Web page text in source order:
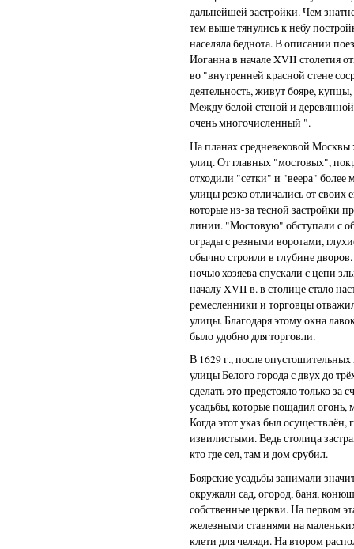
дальнейшей застройки. Чем
тем выше тянулись к небу
населяла беднота. В описании
Иоганна в начале XVII столетия
во "внутренней красной стене
деятельность, живут бояре,
Между белой стеной и
очень многочисленный ".
На планах средневековой Москвы
улиц. От главных "мостовых",
отходили "сетки" и "веера" более
улицы резко отличались от
которые из-за тесной застройки
линии. "Мостовую" обступали с
ограды с резными воротами,
обычно строили в глубине
ночью хозяева спускали с цепи
началу XVII в. в столице стало
ремесленники и торговцы
улицы. Благодаря этому окна
было удобно для торговли.
В 1629 г., после
улицы Белого города с двух до
сделать это предстояло только
усадьбы, которые пощадил огонь,
Когда этот указ был осуществлён,
извилистыми. Ведь столица
кто где сел, там и дом срубил.
Боярские усадьбы занимали
окружали сад, огород, баня,
собственные церкви. На первом
железными ставнями на
клети для челяди. На втором